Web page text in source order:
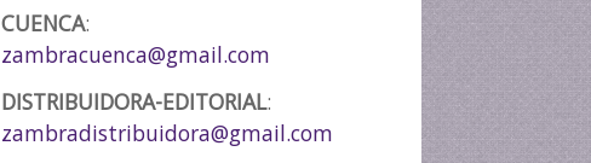
CUENCA:
zambracuenca@gmail.com
DISTRIBUIDORA-EDITORIAL:
zambradistribuidora@gmail.com